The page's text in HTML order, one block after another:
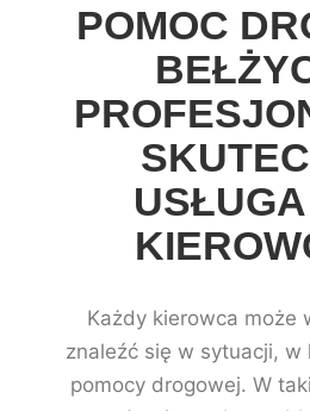
POMOC
Każdy kierowca może
znaleźć się w sytuacji, w
pomocy drogowej. W